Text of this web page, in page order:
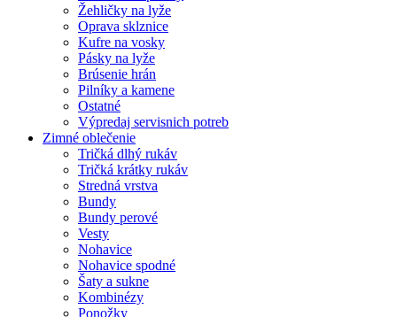
Žehličky na lyže
Oprava sklznice
Kufre na vosky
Pásky na lyže
Brúsenie hrán
Pilníky a kamene
Ostatné
Výpredaj servisnich potreb
Zimné oblečenie
Tričká dlhý rukáv
Tričká krátky rukáv
Stredná vrstva
Bundy
Bundy perové
Vesty
Nohavice
Nohavice spodné
Šaty a sukne
Kombinézy
Ponožky